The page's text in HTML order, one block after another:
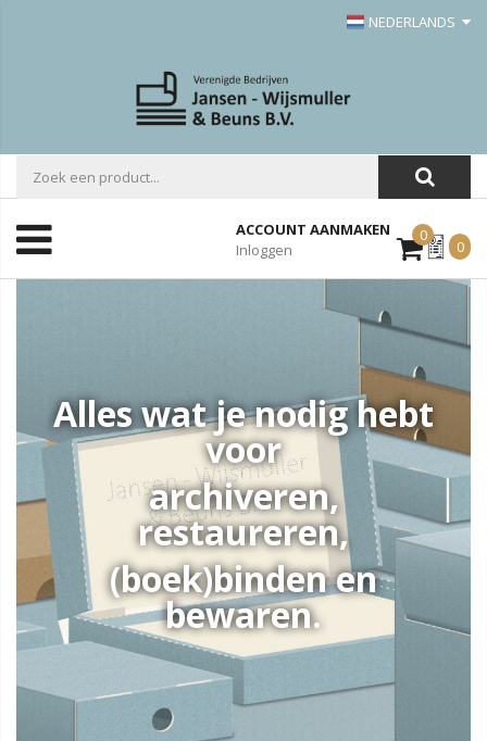
NEDERLANDS
ACCOUNT AANMAKEN
Inloggen
0Mijn
Offerte
0
Alles wat je nodig hebt
voor
archiveren,
restaureren,
(boek)binden en
bewaren.